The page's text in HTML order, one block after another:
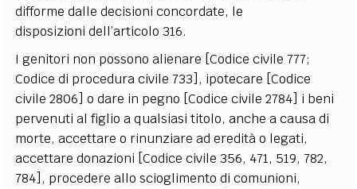
difforme dalle decisioni concordate, le
disposizioni dell’articolo 316.
I genitori non possono alienare [Codice civile 777;
Codice di procedura civile 733], ipotecare [Codice
civile 2806] o dare in pegno [Codice civile 2784] i beni
pervenuti al figlio a qualsiasi titolo, anche a causa di
morte, accettare o rinunziare ad eredità o legati,
accettare donazioni [Codice civile 356, 471, 519, 782,
784], procedere allo scioglimento di comunioni,